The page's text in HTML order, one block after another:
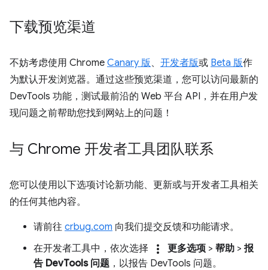
下载预览渠道
不妨考虑使用 Chrome Canary 版 、 开发者版或 Beta 版作
为默认开发浏览器。通过这些预览渠道，您可以访问最新的
DevTools 功能，测试最前沿的 Web 平台 API，并在用户发
现问题之前帮助您找到网站上的问题！
与 Chrome 开发者工具团队联系
您可以使用以下选项讨论新功能、更新或与开发者工具相关
的任何其他内容。
请前往 crbug.com 向我们提交反馈和功能请求。
在开发者工具中，依次选择
more_vert 更多选项 > 帮助 > 报
告 DevTools 问题 ，以报告 DevTools 问题。